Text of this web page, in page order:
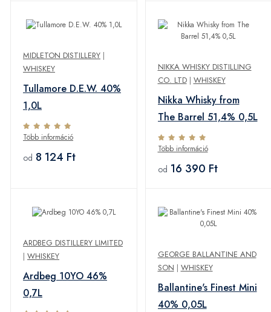
MIDLETON DISTILLERY |
WHISKEY
Tullamore D.E.W. 40%
1,0L
Több információ
od 8 124 Ft
NIKKA WHISKY DISTILLING
CO. LTD| WHISKEY
Nikka Whisky from
The Barrel 51,4% 0,5L
Több információ
od 16 390 Ft
ARDBEG DISTILLERY LIMITED
| WHISKEY
Ardbeg 10YO 46%
0,7L
GEORGE BALLANTINE AND
SON | WHISKEY
Ballantine's Finest Mini
40% 0,05L